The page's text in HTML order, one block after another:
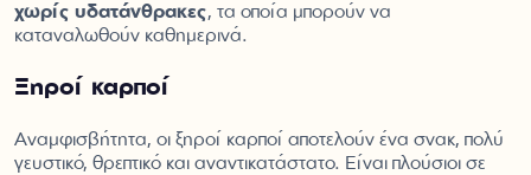
χωρίς υδατάνθρακες, τα οποία μπορούν να
καταναλωθούν καθημερινά.
Ξηροί καρποί
Αναμφισβήτητα, οι ξηροί καρποί αποτελούν ένα σνακ, πολύ
γευστικό, θρεπτικό και αναντικατάστατο. Είναι πλούσιοι σε